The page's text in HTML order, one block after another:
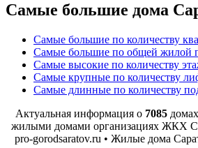
Самые большие дома
Самые большие по количеству
Самые большие по общей жилой
Самые высокие по количеству
Самые крупные по количеству
Самые длинные по количеству
Актуальная информация о 7085
жилыми домами организациях ЖКХ
pro-gorodsaratov.ru • Жилые дома